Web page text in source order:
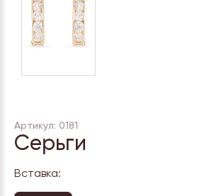
Артикул: 0181
Серьги
Вставка: